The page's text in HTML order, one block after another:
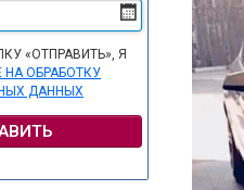
«ОТПРАВИТЬ», Я
НА ОБРАБОТКУ
ДАННЫХ